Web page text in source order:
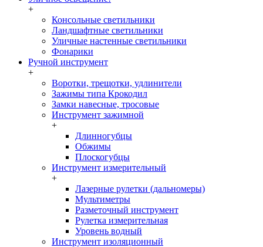
+
Консольные светильники
Ландшафтные светильники
Уличные настенные светильники
Фонарики
Ручной инструмент
+
Воротки, трещотки, удлинители
Зажимы типа Крокодил
Замки навесные, тросовые
Инструмент зажимной
+
Длинногубцы
Обжимы
Плоскогубцы
Инструмент измерительный
+
Лазерные рулетки (дальномеры)
Мультиметры
Разметочный инструмент
Рулетка измерительная
Уровень водный
Инструмент изоляционный